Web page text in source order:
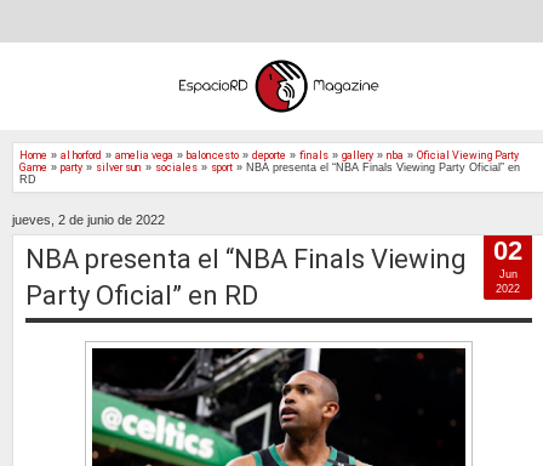
Home » al horford » amelia vega » baloncesto » deporte » finals » gallery » nba » Oficial Viewing Party
Game » party » silver sun » sociales » sport » NBA presenta el “NBA Finals Viewing Party Oficial” en
RD
jueves, 2 de junio de 2022
NBA presenta el “NBA Finals Viewing
Party Oficial” en RD
02
Jun
2022